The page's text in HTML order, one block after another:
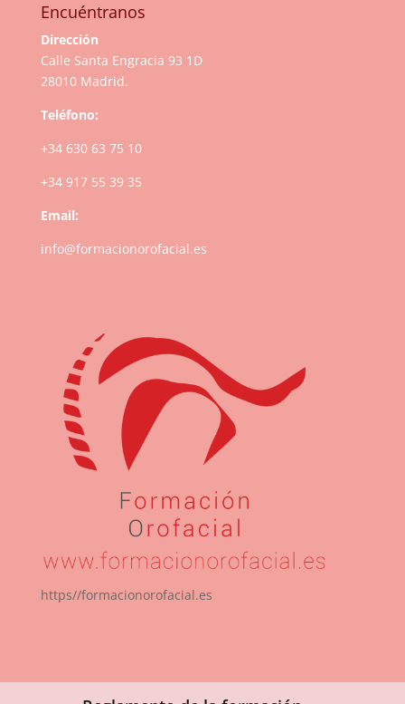
Encuéntranos
Dirección
Calle Santa Engracia 93 1D
28010 Madrid.
Teléfono:
+34 630 63 75 10
+34 917 55 39 35
Email:
info@formacionorofacial.es
https//formacionorofacial.es